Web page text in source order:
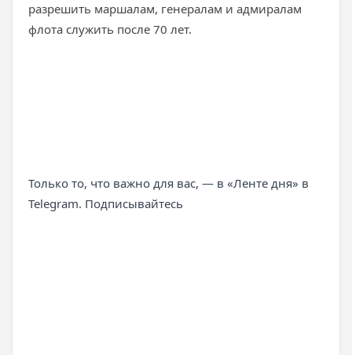
разрешить маршалам, генералам и адмиралам
флота служить после 70 лет.
Только то, что важно для вас, — в «Ленте дня» в
Telegram. Подписывайтесь